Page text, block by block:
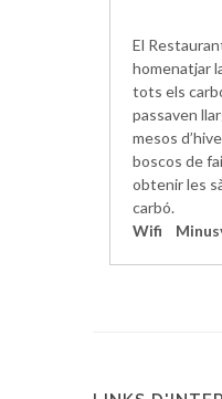
El
homenatjar
tots els
passaven
mesos
boscos de
obtenir les
carbó.
Wifi